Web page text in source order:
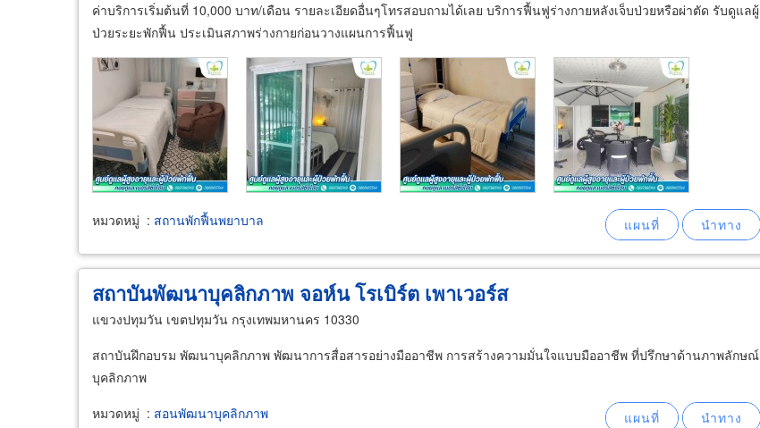
ค่าบริการเริ่มต้นที่ 10,000 บาท/เดือน รายละเอียดอื่นๆโทรสอบถามได้เลย บริการฟื้นฟูร่างกายหลังเจ็บป่วยหรือผ่าตัด รับดูแลผู้
ป่วยระยะพักฟื้น ประเมินสภาพร่างกายก่อนวางแผนการฟื้นฟู
หมวดหมู่ : สถานพักฟื้นพยาบาล
สถาบันพัฒนาบุคลิกภาพ จอห์น โรเบิร์ต เพาเวอร์ส
แขวงปทุมวัน เขตปทุมวัน กรุงเทพมหานคร 10330
สถาบันฝึกอบรม พัฒนาบุคลิกภาพ พัฒนาการสื่อสารอย่างมืออาชีพ การสร้างความมั่นใจแบบมืออาชีพ ที่ปรึกษาด้านภาพลักษณ์
บุคลิกภาพ
หมวดหมู่ : สอนพัฒนาบุคลิกภาพ